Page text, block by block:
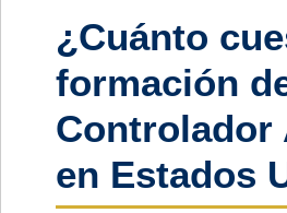
¿Cuánto
formación
Controlador
en Estados